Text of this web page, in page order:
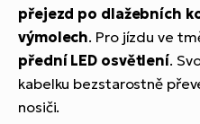
přejezd po dlažebních
výmolech. Pro jízdu ve
přední LED osvětlení.
kabelku bezstarostně
nosiči.